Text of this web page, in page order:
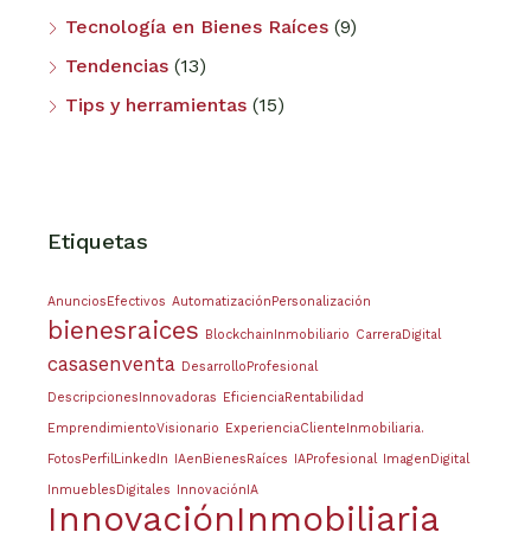
Tecnología en Bienes Raíces (9)
Tendencias (13)
Tips y herramientas (15)
Etiquetas
AnunciosEfectivos AutomatizaciónPersonalización
bienesraices BlockchainInmobiliario CarreraDigital
casasenventa DesarrolloProfesional
DescripcionesInnovadoras EficienciaRentabilidad
EmprendimientoVisionario ExperienciaClienteInmobiliaria.
FotosPerfilLinkedIn IAenBienesRaíces IAProfesional ImagenDigital
InmueblesDigitales InnovaciónIA
InnovaciónInmobiliaria